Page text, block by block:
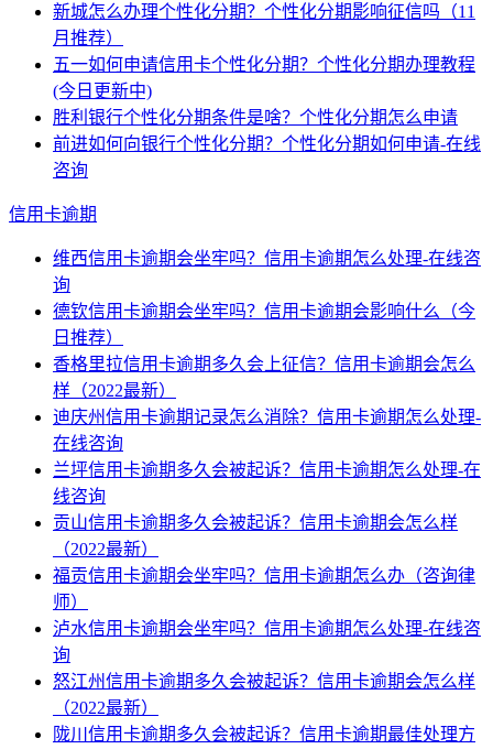
新城怎么办理个性化分期？个性化分期影响征信吗（11
月推荐）
五一如何申请信用卡个性化分期？个性化分期办理教程
(今日更新中)
胜利银行个性化分期条件是啥？个性化分期怎么申请
前进如何向银行个性化分期？个性化分期如何申请-在线
咨询
信用卡逾期
维西信用卡逾期会坐牢吗？信用卡逾期怎么处理-在线咨
询
德钦信用卡逾期会坐牢吗？信用卡逾期会影响什么（今
日推荐）
香格里拉信用卡逾期多久会上征信？信用卡逾期会怎么
样（2022最新）
迪庆州信用卡逾期记录怎么消除？信用卡逾期怎么处理-
在线咨询
兰坪信用卡逾期多久会被起诉？信用卡逾期怎么处理-在
线咨询
贡山信用卡逾期多久会被起诉？信用卡逾期会怎么样
（2022最新）
福贡信用卡逾期会坐牢吗？信用卡逾期怎么办（咨询律
师）
泸水信用卡逾期会坐牢吗？信用卡逾期怎么处理-在线咨
询
怒江州信用卡逾期多久会被起诉？信用卡逾期会怎么样
（2022最新）
陇川信用卡逾期多久会被起诉？信用卡逾期最佳处理方